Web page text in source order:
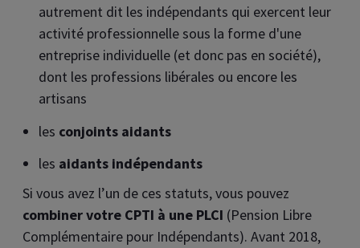
autrement dit les indépendants qui exercent leur
activité professionnelle sous la forme d'une
entreprise individuelle (et donc pas en société),
dont les professions libérales ou encore les
artisans
les conjoints aidants
les aidants indépendants
Si vous avez l’un de ces statuts, vous pouvez
combiner votre CPTI à une PLCI (Pension Libre
Complémentaire pour Indépendants). Avant 2018,